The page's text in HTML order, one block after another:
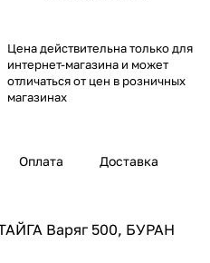
Цена действительна только для
интернет-магазина и может
отличаться от цен в розничных
магазинах
Оплата Доставка
Варяг 500, БУРАН